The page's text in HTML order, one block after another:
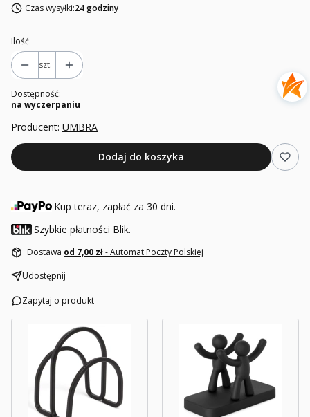
Czas wysyłki:24 godziny
Ilość
szt.
Dostępność:
na wyczerpaniu
Producent: UMBRA
Dodaj do koszyka
Kup teraz, zapłać za 30 dni.
Szybkie płatności Blik.
Dostawa od 7,00 zł- Automat Poczty Polskiej
Udostępnij
Zapytaj o produkt